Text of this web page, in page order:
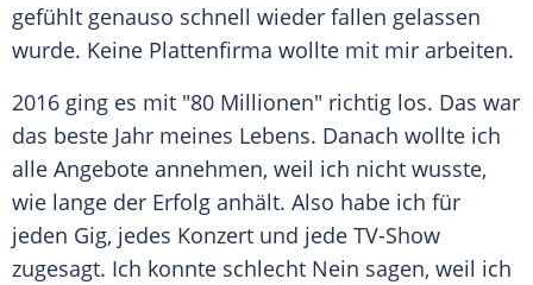
gefühlt genauso schnell wieder fallen gelassen
wurde. Keine Plattenfirma wollte mit mir arbeiten.
2016 ging es mit "80 Millionen" richtig los. Das war
das beste Jahr meines Lebens. Danach wollte ich
alle Angebote annehmen, weil ich nicht wusste,
wie lange der Erfolg anhält. Also habe ich für
jeden Gig, jedes Konzert und jede TV-Show
zugesagt. Ich konnte schlecht Nein sagen, weil ich